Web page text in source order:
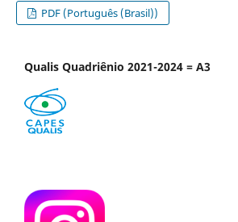
PDF (Português (Brasil))
Qualis Quadriênio 2021-2024 = A3